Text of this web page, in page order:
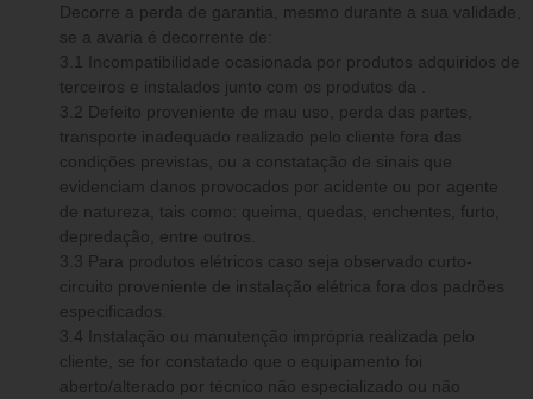
Decorre a perda de garantia, mesmo durante a sua validade,
se a avaria é decorrente de:
3.1 Incompatibilidade ocasionada por produtos adquiridos de
terceiros e instalados junto com os produtos da .
3.2 Defeito proveniente de mau uso, perda das partes,
transporte inadequado realizado pelo cliente fora das
condições previstas, ou a constatação de sinais que
evidenciam danos provocados por acidente ou por agente
de natureza, tais como: queima, quedas, enchentes, furto,
depredação, entre outros.
3.3 Para produtos elétricos caso seja observado curto-
circuito proveniente de instalação elétrica fora dos padrões
especificados.
3.4 Instalação ou manutenção imprópria realizada pelo
cliente, se for constatado que o equipamento foi
aberto/alterado por técnico não especializado ou não